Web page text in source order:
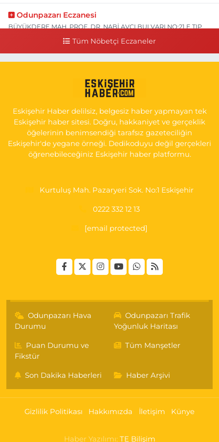
Odunpazarı Eczanesi
BÜYÜKDERE MAH. PROF. DR. NABİ AVCI BULVARI NO:21 E TIP
YENİDOĞAN MH.ŞEHİT SERKAN ÖZAYDIN CD.8 B ESKİ DEVLET
0 (222) 237 75 17 Yol Tarifi Al
Tüm Nöbetçi Eczaneler
Eskişehir Haber delilsiz, belgesiz haber yapmayan tek
Eskişehir haber sitesi. Doğru, hakkaniyet ve gerçeklik
öğelerinin benimsendiği tarafsız gazeteciliğin
Eskişehir'de yegane örneği. Dedikoduyu değil gerçekleri
öğrenebileceğiniz Eskişehir haber platformu.
Kurtuluş Mah. Pazaryeri Sok. No:1 Eskişehir
0222 332 12 13
[email protected]
Odunpazarı Hava
Durumu
Odunpazarı Trafik
Yoğunluk Haritası
Puan Durumu ve
Fikstür
Tüm Manşetler
Son Dakika Haberleri Haber Arşivi
Gizlilik Politikası Hakkımızda İletişim Künye
Haber Yazılımı: TE Bilişim